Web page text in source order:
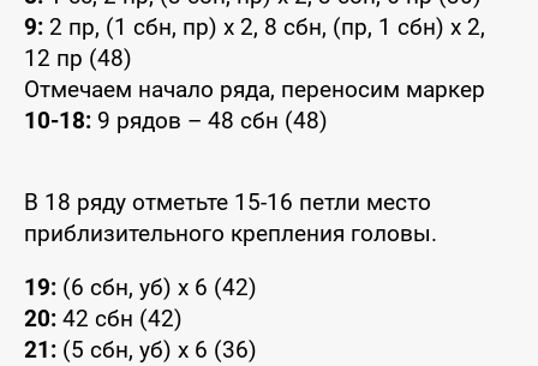
9: 2 пр, (1 сбн, пр) x 2, 8 сбн, (пр, 1 сбн) x 2,
12 пр (48)
Отмечаем начало ряда, переносим маркер
10-18: 9 рядов – 48 сбн (48)
В 18 ряду отметьте 15-16 петли место
приблизительного крепления головы.
19: (6 сбн, уб) x 6 (42)
20: 42 сбн (42)
21: (5 сбн, уб) x 6 (36)